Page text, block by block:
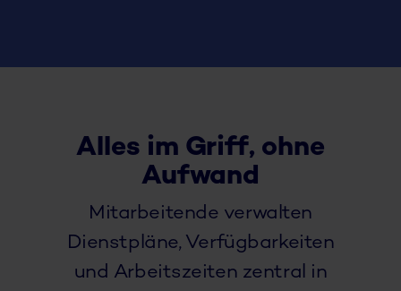
Alles im Griff, ohne
Aufwand
Mitarbeitende verwalten
Dienstpläne, Verfügbarkeiten
und Arbeitszeiten zentral in